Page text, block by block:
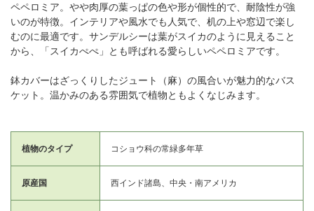
ペペロミア。やや肉厚の葉っぱの色や形が個性的で、耐陰性が強
いのが特徴。インテリアや風水でも人気で、机の上や窓辺で楽し
むのに最適です。サンデルシーは葉がスイカのように見えること
から、「スイカぺぺ」とも呼ばれる愛らしいペペロミアです。
鉢カバーはざっくりしたジュート（麻）の風合いが魅力的なバス
ケット。温かみのある雰囲気で植物ともよくなじみます。
植物のタイプ コショウ科の常緑多年草
原産国 西インド諸島、中央・南アメリカ